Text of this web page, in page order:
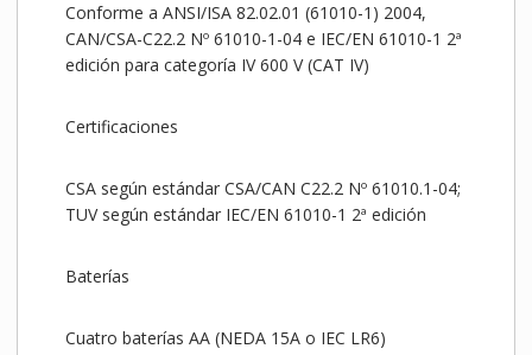
Conforme a ANSI/ISA 82.02.01 (61010-1) 2004,
CAN/CSA-C22.2 Nº 61010-1-04 e IEC/EN 61010-1 2ª
edición para categoría IV 600 V (CAT IV)
Certificaciones
CSA según estándar CSA/CAN C22.2 Nº 61010.1-04;
TUV según estándar IEC/EN 61010-1 2ª edición
Baterías
Cuatro baterías AA (NEDA 15A o IEC LR6)